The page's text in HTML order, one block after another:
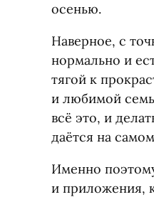
осенью.
Наверное, с
нормально и
тягой к
и любимой
всё это, и
даётся на
Именно
и приложения,